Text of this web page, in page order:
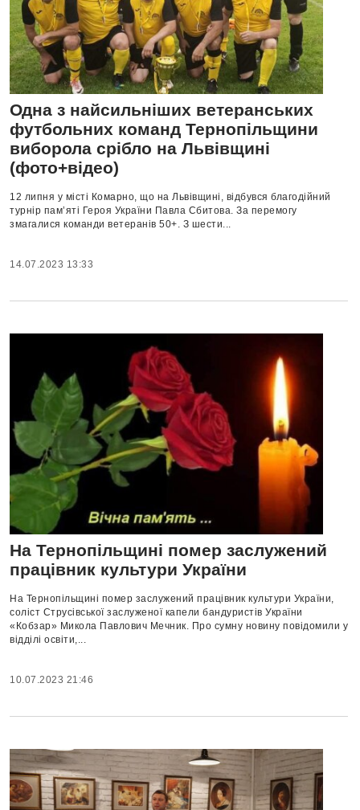
Одна з найсильніших ветеранських
футбольних команд Тернопільщини
виборола срібло на Львівщині
(фото+відео)
12 липня у місті Комарно, що на Львівщині, відбувся благодійний
турнір пам’яті Героя України Павла Сбитова. За перемогу
змагалися команди ветеранів 50+. З шести...
14.07.2023 13:33
На Тернопільщині помер заслужений
працівник культури України
На Тернопільщині помер заслужений працівник культури України,
соліст Струсівської заслуженої капели бандуристів України
«Кобзар» Микола Павлович Мечник. Про сумну новину повідомили у
відділі освіти,...
10.07.2023 21:46